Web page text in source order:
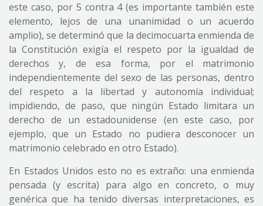
este caso, por 5 contra 4 (es importante también este
elemento, lejos de una unanimidad o un acuerdo
amplio), se determinó que la decimocuarta enmienda de
la Constitución exigía el respeto por la igualdad de
derechos y, de esa forma, por el matrimonio
independientemente del sexo de las personas, dentro
del respeto a la libertad y autonomía individual;
impidiendo, de paso, que ningún Estado limitara un
derecho de un estadounidense (en este caso, por
ejemplo, que un Estado no pudiera desconocer un
matrimonio celebrado en otro Estado).
En Estados Unidos esto no es extraño: una enmienda
pensada (y escrita) para algo en concreto, o muy
genérica que ha tenido diversas interpretaciones, es